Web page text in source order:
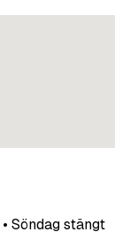
Söndag stängt